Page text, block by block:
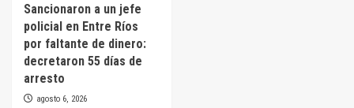
Sancionaron a un jefe
policial en Entre Ríos
por faltante de dinero:
decretaron 55 días de
arresto
agosto 6, 2026